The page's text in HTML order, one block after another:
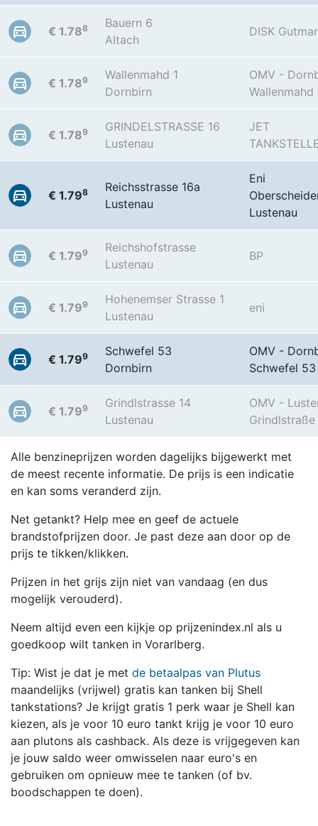
€ 1.788
Bauern 6
Altach
DISK
€ 1.789
Wallenmahd 1
Dornbirn
OMV -
Wallenmahd
€ 1.789
GRINDELSTRASSE 16
Lustenau
JET
€ 1.798
Reichsstrasse 16a
Lustenau
Eni
Lustenau
€ 1.799
Reichshofstrasse
Lustenau
BP
€ 1.799
Hohenemser Strasse 1
Lustenau
eni
€ 1.799
Schwefel 53
Dornbirn
OMV -
Schwefel 53
€ 1.799
Grindlstrasse 14
Lustenau
OMV -
Grindlstraße
Alle benzineprijzen worden dagelijks bijgewerkt met
de meest recente informatie. De prijs is een indicatie
en kan soms veranderd zijn.
Net getankt? Help mee en geef de actuele
brandstofprijzen door. Je past deze aan door op de
prijs te tikken/klikken.
Prijzen in het grijs zijn niet van vandaag (en dus
mogelijk verouderd).
Neem altijd even een kijkje op prijzenindex.nl als u
goedkoop wilt tanken in Vorarlberg.
Tip: Wist je dat je met de betaalpas van Plutus
maandelijks (vrijwel) gratis kan tanken bij Shell
tankstations? Je krijgt gratis 1 perk waar je Shell kan
kiezen, als je voor 10 euro tankt krijg je voor 10 euro
aan plutons als cashback. Als deze is vrijgegeven kan
je jouw saldo weer omwisselen naar euro's en
gebruiken om opnieuw mee te tanken (of bv.
boodschappen te doen).